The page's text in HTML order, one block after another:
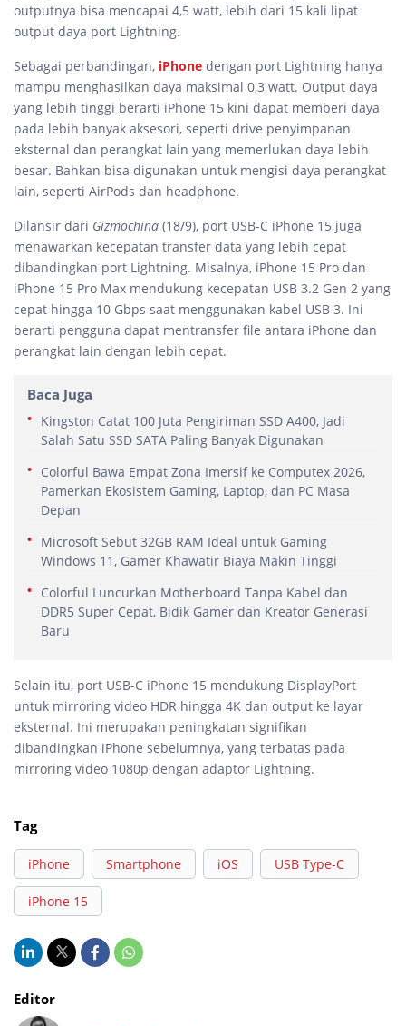
outputnya bisa mencapai 4,5 watt, lebih dari 15 kali lipat
output daya port Lightning.
Sebagai perbandingan, iPhone dengan port Lightning hanya
mampu menghasilkan daya maksimal 0,3 watt. Output daya
yang lebih tinggi berarti iPhone 15 kini dapat memberi daya
pada lebih banyak aksesori, seperti drive penyimpanan
eksternal dan perangkat lain yang memerlukan daya lebih
besar. Bahkan bisa digunakan untuk mengisi daya perangkat
lain, seperti AirPods dan headphone.
Dilansir dari Gizmochina (18/9), port USB-C iPhone 15 juga
menawarkan kecepatan transfer data yang lebih cepat
dibandingkan port Lightning. Misalnya, iPhone 15 Pro dan
iPhone 15 Pro Max mendukung kecepatan USB 3.2 Gen 2 yang
cepat hingga 10 Gbps saat menggunakan kabel USB 3. Ini
berarti pengguna dapat mentransfer file antara iPhone dan
perangkat lain dengan lebih cepat.
Baca Juga
Kingston Catat 100 Juta Pengiriman SSD A400, Jadi
Salah Satu SSD SATA Paling Banyak Digunakan
Colorful Bawa Empat Zona Imersif ke Computex 2026,
Pamerkan Ekosistem Gaming, Laptop, dan PC Masa
Depan
Microsoft Sebut 32GB RAM Ideal untuk Gaming
Windows 11, Gamer Khawatir Biaya Makin Tinggi
Colorful Luncurkan Motherboard Tanpa Kabel dan
DDR5 Super Cepat, Bidik Gamer dan Kreator Generasi
Baru
Selain itu, port USB-C iPhone 15 mendukung DisplayPort
untuk mirroring video HDR hingga 4K dan output ke layar
eksternal. Ini merupakan peningkatan signifikan
dibandingkan iPhone sebelumnya, yang terbatas pada
mirroring video 1080p dengan adaptor Lightning.
Tag
iPhone Smartphone iOS USB Type-C
iPhone 15
Editor